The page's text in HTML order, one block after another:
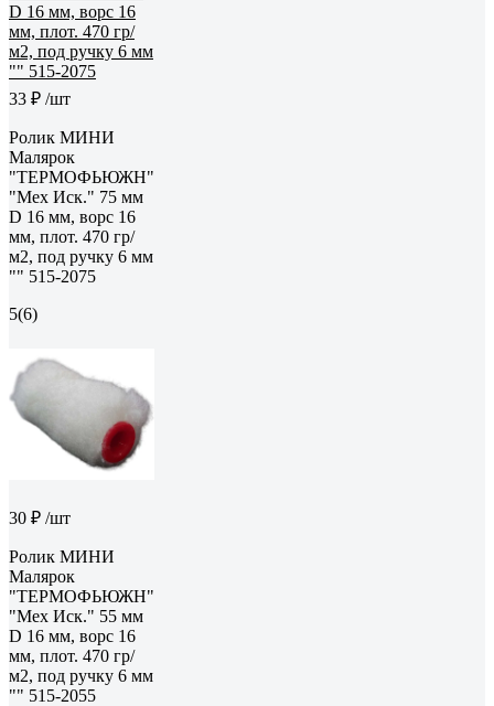
33 ₽ /шт
Ролик МИНИ
Малярок
"ТЕРМОФЬЮЖН"
"Мех Иск." 75 мм
D 16 мм, ворс 16
мм, плот. 470 гр/
м2, под ручку 6 мм
"" 515-2075
5(6)
30 ₽ /шт
Ролик МИНИ
Малярок
"ТЕРМОФЬЮЖН"
"Мех Иск." 55 мм
D 16 мм, ворс 16
мм, плот. 470 гр/
м2, под ручку 6 мм
"" 515-2055